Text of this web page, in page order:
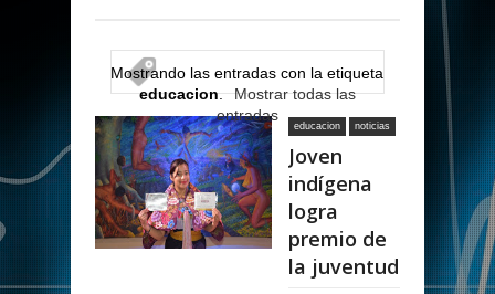
Mostrando las entradas con la etiqueta
educacion. Mostrar todas las
entradas
educacion noticias
Joven
indígena
logra
premio de
la juventud